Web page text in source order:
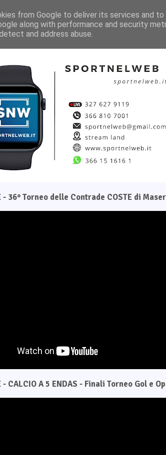
Il progetto Pagina Facebook
- 36° Torneo delle Contrade COSTE di
- CALCIO A 5 ENDAS - Finali Torneo Gol e
from Google to deliver its services and
along with performance and security
and address abuse.